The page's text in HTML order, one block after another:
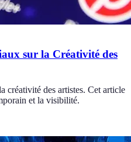
sur la Créativité des
créativité des artistes. Cet article
et la visibilité.